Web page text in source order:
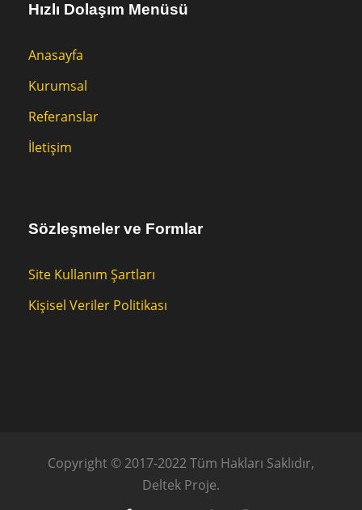
Hızlı Dolaşım Menüsü
Anasayfa
Kurumsal
Referanslar
İletişim
Sözleşmeler ve Formlar
Site Kullanım Şartları
Kişisel Veriler Politikası
Copyright © 2017-2022 Tüm Hakları Saklıdır,
Deltek Proje.